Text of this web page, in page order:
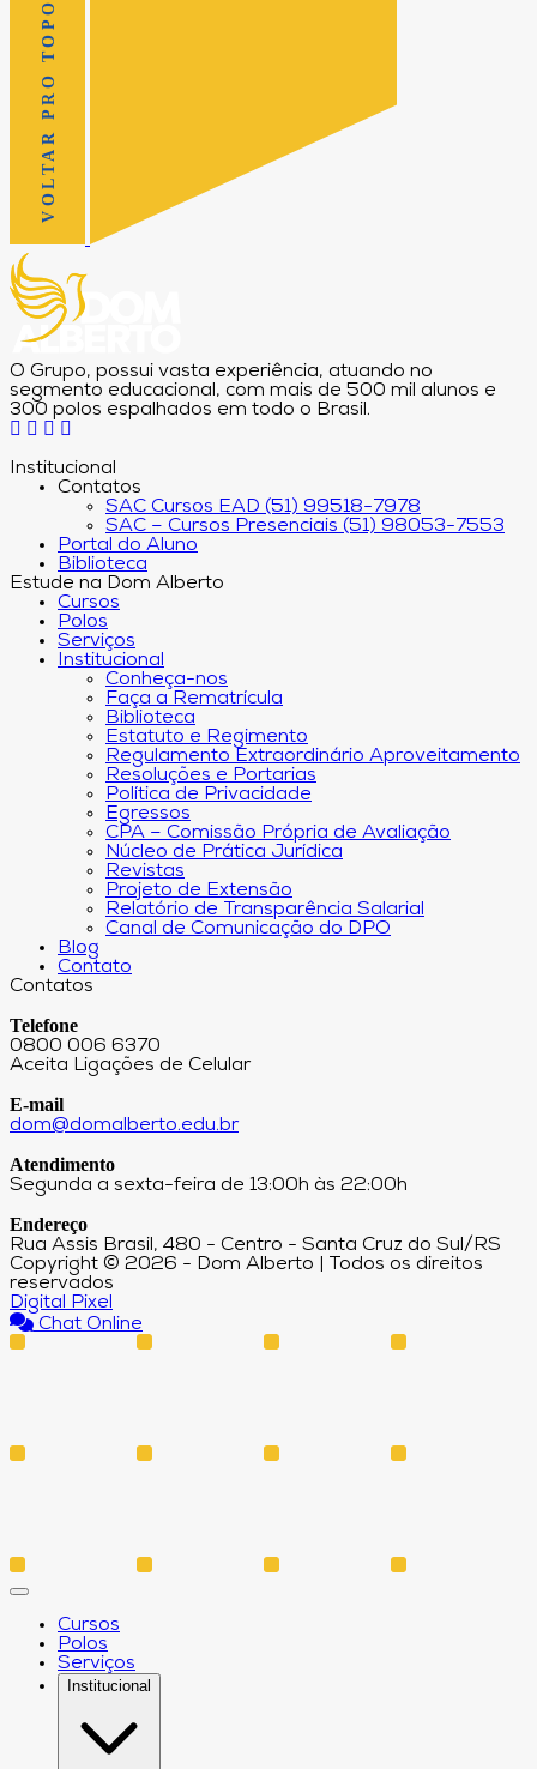
VOLTAR PRO TOPO
O Grupo, possui vasta experiência, atuando no
segmento educacional, com mais de 500 mil alunos e
300 polos espalhados em todo o Brasil.
Institucional
Contatos
SAC Cursos EAD (51) 99518-7978
SAC – Cursos Presenciais (51) 98053-7553
Portal do Aluno
Biblioteca
Estude na Dom Alberto
Cursos
Polos
Serviços
Institucional
Conheça-nos
Faça a Rematrícula
Biblioteca
Estatuto e Regimento
Regulamento Extraordinário Aproveitamento
Resoluções e Portarias
Política de Privacidade
Egressos
CPA – Comissão Própria de Avaliação
Núcleo de Prática Jurídica
Revistas
Projeto de Extensão
Relatório de Transparência Salarial
Canal de Comunicação do DPO
Blog
Contato
Contatos
Telefone
0800 006 6370
Aceita Ligações de Celular
E-mail
dom@domalberto.edu.br
Atendimento
Segunda a sexta-feira de 13:00h às 22:00h
Endereço
Rua Assis Brasil, 480 - Centro - Santa Cruz do Sul/RS
Copyright © 2026 - Dom Alberto | Todos os direitos
reservados
Digital Pixel
Chat Online
Cursos
Polos
Serviços
Institucional